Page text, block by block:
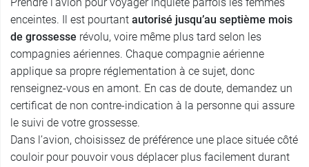
Prendre l’avion pour voyager inquiète parfois les femmes
enceintes. Il est pourtant autorisé jusqu’au septième mois
de grossesse révolu, voire même plus tard selon les
compagnies aériennes. Chaque compagnie aérienne
applique sa propre réglementation à ce sujet, donc
renseignez-vous en amont. En cas de doute, demandez un
certificat de non contre-indication à la personne qui assure
le suivi de votre grossesse.
Dans l’avion, choisissez de préférence une place située côté
couloir pour pouvoir vous déplacer plus facilement durant